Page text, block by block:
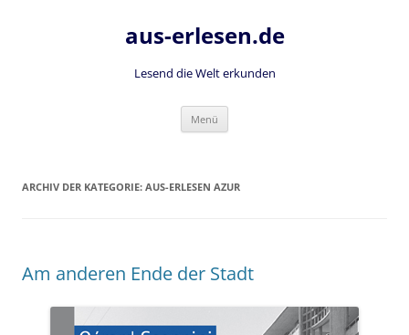
aus-erlesen.de
Lesend die Welt erkunden
Menü
ARCHIV DER KATEGORIE: AUS-ERLESEN AZUR
Am anderen Ende der Stadt